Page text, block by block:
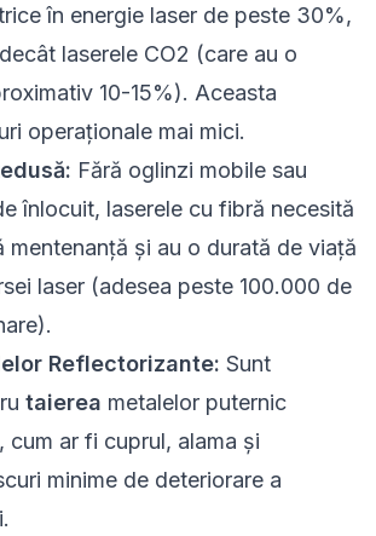
în energie laser de peste 30%,
laserele CO2 (care au o
10-15%). Aceasta
operaționale mai mici.
Fără oglinzi mobile sau
înlocuit, laserele cu fibră necesită
mentenanță și au o durată de viață
laser (adesea peste 100.000 de
Reflectorizante: Sunt
taierea metalelor puternic
cum ar fi cuprul, alama și
minime de deteriorare a